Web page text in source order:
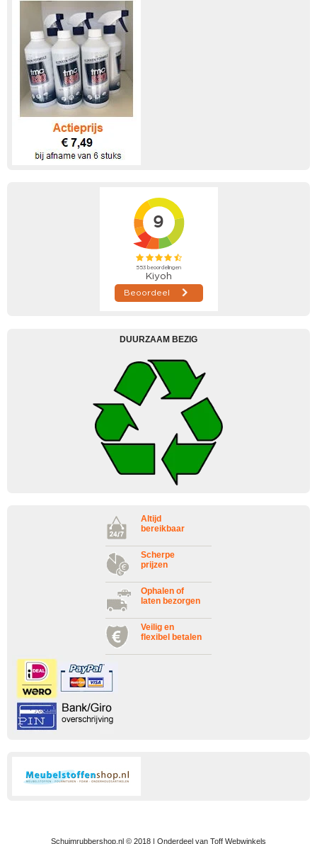
DUURZAAM BEZIG
Altijd
bereikbaar
Scherpe
prijzen
Ophalen of
laten bezorgen
Veilig en
flexibel betalen
Schuimrubbershop.nl © 2018 | Onderdeel van Toff Webwinkels